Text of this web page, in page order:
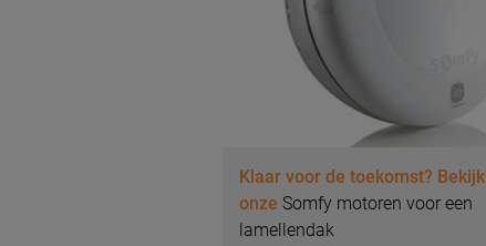
Klaar voor de toekomst? Bekijk
onze Somfy motoren voor een
lamellendak